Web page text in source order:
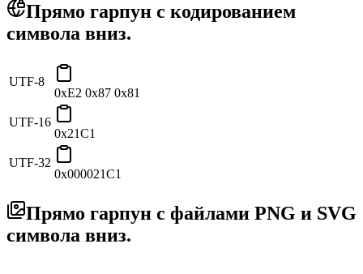
Прямо гарпун с кодированием
символа вниз.
UTF-8
0xE2 0x87 0x81
UTF-16
0x21C1
UTF-32
0x000021C1
Прямо гарпун с файлами PNG и SVG
символа вниз.